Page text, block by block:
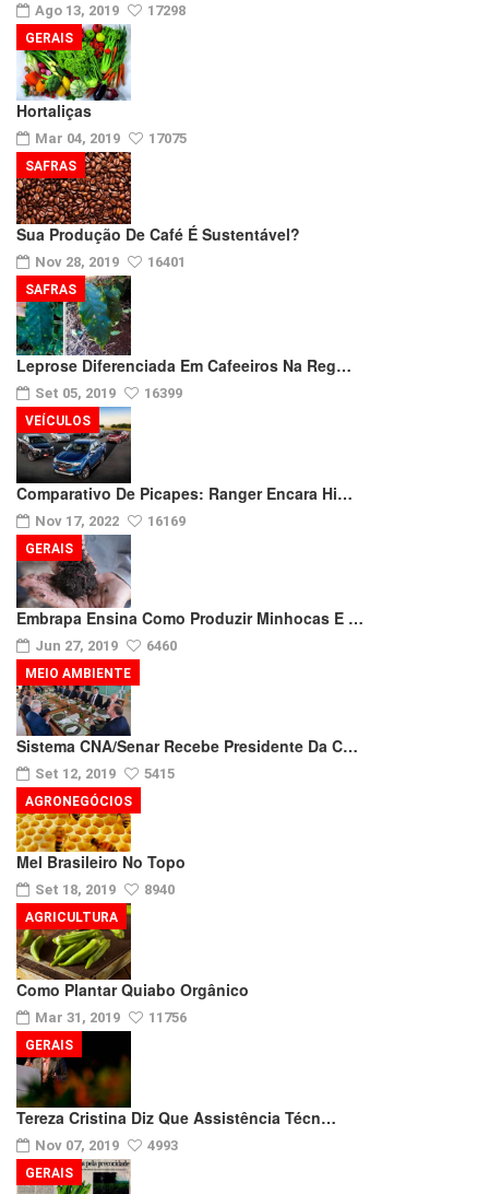
Ago 13, 2019 17298
Hortaliças
Mar 04, 2019 17075
GERAIS
Sua Produção De Café É Sustentável?
Nov 28, 2019 16401
SAFRAS
Leprose Diferenciada Em Cafeeiros Na Reg…
Set 05, 2019 16399
SAFRAS
Comparativo De Picapes: Ranger Encara Hi…
Nov 17, 2022 16169
VEÍCULOS
Embrapa Ensina Como Produzir Minhocas E …
Jun 27, 2019 6460
GERAIS
Sistema CNA/Senar Recebe Presidente Da C…
Set 12, 2019 5415
MEIO AMBIENTE
Mel Brasileiro No Topo
Set 18, 2019 8940
AGRONEGÓCIOS
Como Plantar Quiabo Orgânico
Mar 31, 2019 11756
AGRICULTURA
Tereza Cristina Diz Que Assistência Técn…
Nov 07, 2019 4993
GERAIS
GERAIS